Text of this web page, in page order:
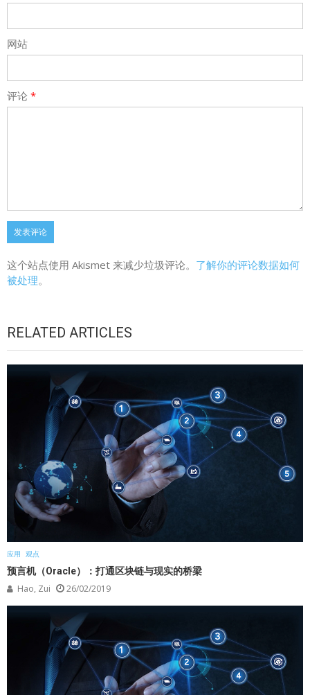
网站
评论 *
这个站点使用 Akismet 来减少垃圾评论。 了解你的评论数据如何
被处理。
RELATED ARTICLES
应用 观点
预言机（Oracle）：打通区块链与现实的桥梁
Hao, Zui 26/02/2019